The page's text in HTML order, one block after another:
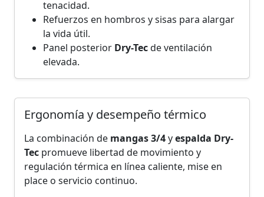
tenacidad.
Refuerzos en hombros y sisas para alargar
la vida útil.
Panel posterior Dry-Tecde ventilación
elevada.
Ergonomía y desempeño térmico
La combinación de mangas 3/4yespalda Dry-
Tec promueve libertad de movimiento y
regulación térmica en línea caliente, mise en
place o servicio continuo.